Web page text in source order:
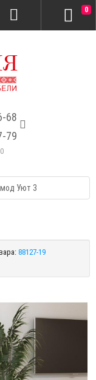
68
79
0
Уют 3
88127-19